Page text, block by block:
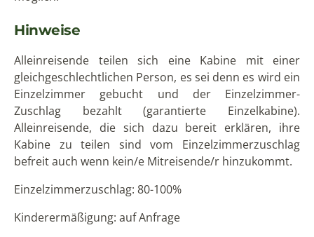
Hinweise
Alleinreisende teilen sich eine Kabine mit einer
gleichgeschlechtlichen Person, es sei denn es wird ein
Einzelzimmer gebucht und der Einzelzimmer-
Zuschlag bezahlt (garantierte Einzelkabine).
Alleinreisende, die sich dazu bereit erklären, ihre
Kabine zu teilen sind vom Einzelzimmerzuschlag
befreit auch wenn kein/e Mitreisende/r hinzukommt.
Einzelzimmerzuschlag: 80-100%
Kinderermäßigung: auf Anfrage